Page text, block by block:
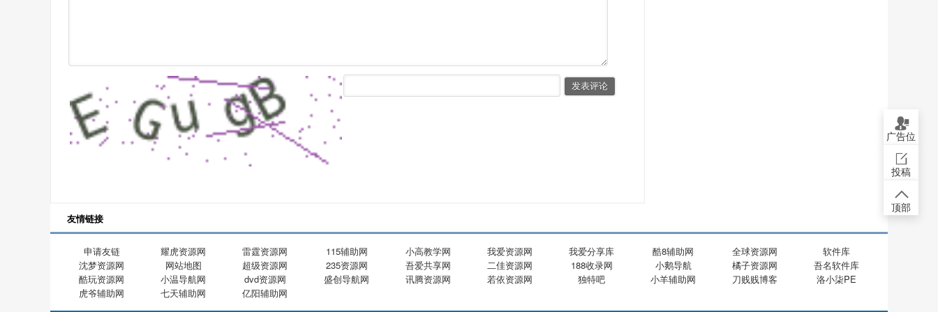
友情链接
申请友链 耀虎资源网 雷霆资源网 115辅助网 小高教学网 我爱资源网 我爱分享库 酷8辅助网 全球资源网
软件库
沈梦资源网
网站地图 超级资源网 235资源网 吾爱共享网 二佳资源网 188收录网 小鹅导航 橘子资源网
吾名软件库
酷玩资源网
小温导航网 dvd资源网 盛创导航网 讯腾资源网 若依资源网 独特吧 小羊辅助网 刀贱贱博客
洛小柒PE
虎爷辅助网
七天辅助网 亿阳辅助网
广告位
投稿
顶部